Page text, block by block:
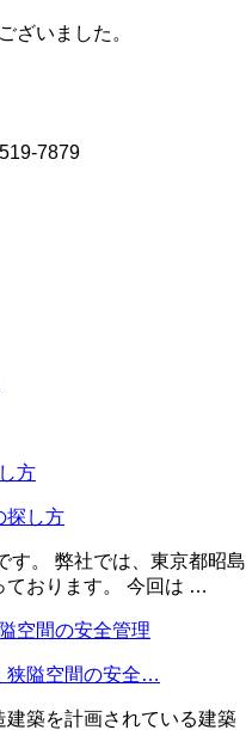
ざいました。
7879
探し方
す。 弊社では、東京都昭島
ております。 今回は …
狭隘空間の安全…
築を計画されている建築